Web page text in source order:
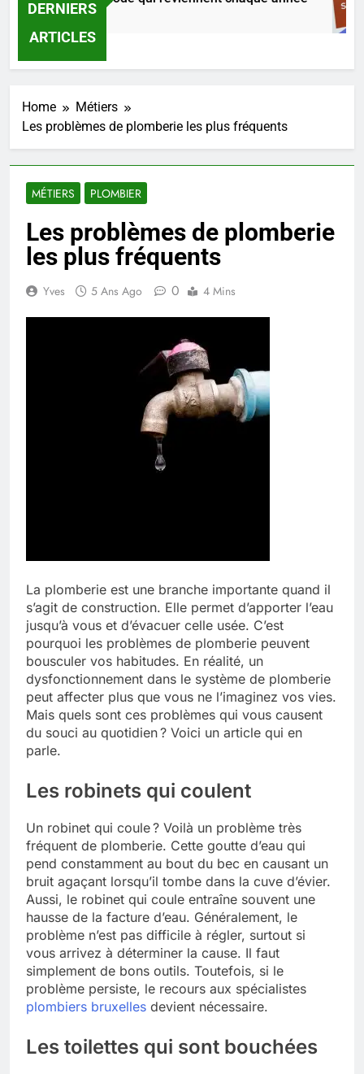
DERNIERS
ARTICLES
Jours Ago
Home
Métiers
Les problèmes de plomberie les plus fréquents
MÉTIERS PLOMBIER
Les problèmes de plomberie
les plus fréquents
Yves 5 Ans Ago 0 4 Mins
La plomberie est une branche importante quand il
s’agit de construction. Elle permet d’apporter l’eau
jusqu’à vous et d’évacuer celle usée. C’est
pourquoi les problèmes de plomberie peuvent
bousculer vos habitudes. En réalité, un
dysfonctionnement dans le système de plomberie
peut affecter plus que vous ne l’imaginez vos vies.
Mais quels sont ces problèmes qui vous causent
du souci au quotidien ? Voici un article qui en
parle.
Les robinets qui coulent
Un robinet qui coule ? Voilà un problème très
fréquent de plomberie. Cette goutte d’eau qui
pend constamment au bout du bec en causant un
bruit agaçant lorsqu’il tombe dans la cuve d’évier.
Aussi, le robinet qui coule entraîne souvent une
hausse de la facture d’eau. Généralement, le
problème n’est pas difficile à régler, surtout si
vous arrivez à déterminer la cause. Il faut
simplement de bons outils. Toutefois, si le
problème persiste, le recours aux spécialistes
plombiers bruxelles devient nécessaire.
Les toilettes qui sont bouchées